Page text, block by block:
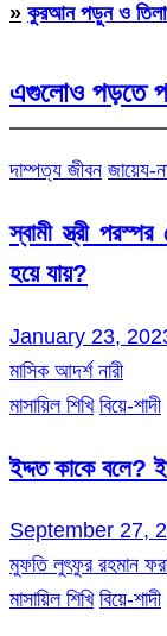
» কুরআন পড়ুন ও
এগুলোও পড়তে
দাম্পত্য জীবন জায়েয-
স্বামী স্ত্রী
হয়ে যায়?
January 23,
মাসিক আদর্শ নারী
মাসায়িল শিখি বিয়ে-শাদী
ইদ্দত কাকে বলে?
September 27,
মুফতি লুৎফুর রহমান
মাসায়িল শিখি বিয়ে-শাদী